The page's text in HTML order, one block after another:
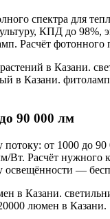
спектра для
КПД до 98%,
Расчёт фотонного
в Казани.
в Казани.
90 000 лм
от 1000 до 90
Вт. Расчёт нужного
освещённости —
в Казани.
люмен в Казани.